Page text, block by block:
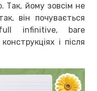
Так, йому зовсім не
він почувається
infinitive, bare
і після